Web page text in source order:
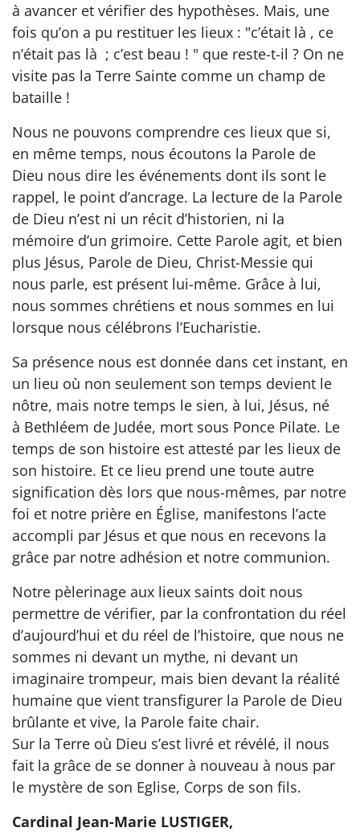
à avancer et vérifier des hypothèses. Mais, une
fois qu’on a pu restituer les lieux : "c’était là , ce
n’était pas là ; c’est beau ! " que reste-t-il ? On ne
visite pas la Terre Sainte comme un champ de
bataille !
Nous ne pouvons comprendre ces lieux que si,
en même temps, nous écoutons la Parole de
Dieu nous dire les événements dont ils sont le
rappel, le point d’ancrage. La lecture de la Parole
de Dieu n’est ni un récit d’historien, ni la
mémoire d’un grimoire. Cette Parole agit, et bien
plus Jésus, Parole de Dieu, Christ-Messie qui
nous parle, est présent lui-même. Grâce à lui,
nous sommes chrétiens et nous sommes en lui
lorsque nous célébrons l’Eucharistie.
Sa présence nous est donnée dans cet instant, en
un lieu où non seulement son temps devient le
nôtre, mais notre temps le sien, à lui, Jésus, né
à Bethléem de Judée, mort sous Ponce Pilate. Le
temps de son histoire est attesté par les lieux de
son histoire. Et ce lieu prend une toute autre
signification dès lors que nous-mêmes, par notre
foi et notre prière en Église, manifestons l’acte
accompli par Jésus et que nous en recevons la
grâce par notre adhésion et notre communion.
Notre pèlerinage aux lieux saints doit nous
permettre de vérifier, par la confrontation du réel
d’aujourd’hui et du réel de l’histoire, que nous ne
sommes ni devant un mythe, ni devant un
imaginaire trompeur, mais bien devant la réalité
humaine que vient transfigurer la Parole de Dieu
brûlante et vive, la Parole faite chair.
Sur la Terre où Dieu s’est livré et révélé, il nous
fait la grâce de se donner à nouveau à nous par
le mystère de son Eglise, Corps de son fils.
Cardinal Jean-Marie LUSTIGER,